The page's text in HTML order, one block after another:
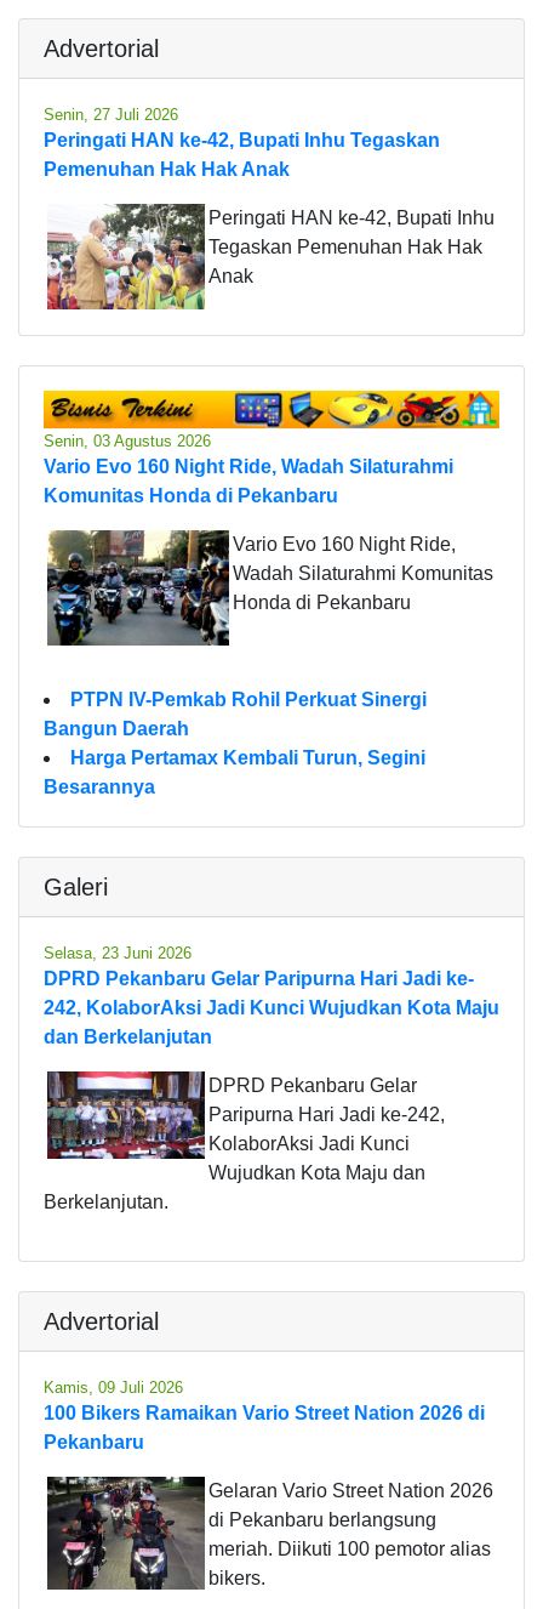
Advertorial
Senin, 27 Juli 2026
Peringati HAN ke-42, Bupati Inhu Tegaskan
Pemenuhan Hak Hak Anak
Peringati HAN ke-42, Bupati Inhu
Tegaskan Pemenuhan Hak Hak
Anak
Senin, 03 Agustus 2026
Vario Evo 160 Night Ride, Wadah Silaturahmi
Komunitas Honda di Pekanbaru
Vario Evo 160 Night Ride,
Wadah Silaturahmi Komunitas
Honda di Pekanbaru
PTPN IV-Pemkab Rohil Perkuat Sinergi
Bangun Daerah
Harga Pertamax Kembali Turun, Segini
Besarannya
Galeri
Selasa, 23 Juni 2026
DPRD Pekanbaru Gelar Paripurna Hari Jadi ke-
242, KolaborAksi Jadi Kunci Wujudkan Kota Maju
dan Berkelanjutan
DPRD Pekanbaru Gelar
Paripurna Hari Jadi ke-242,
KolaborAksi Jadi Kunci
Wujudkan Kota Maju dan
Berkelanjutan.
Advertorial
Kamis, 09 Juli 2026
100 Bikers Ramaikan Vario Street Nation 2026 di
Pekanbaru
Gelaran Vario Street Nation 2026
di Pekanbaru berlangsung
meriah. Diikuti 100 pemotor alias
bikers.